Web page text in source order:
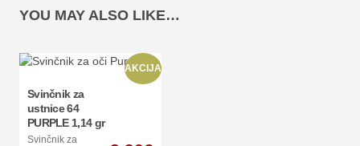
YOU MAY ALSO LIKE…
AKCIJA
Svinčnik za
ustnice 64
PURPLE 1,14 gr
Svinčnik za